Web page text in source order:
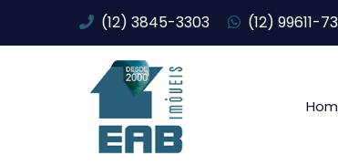
(12) 3845-3303 (12) 99611-